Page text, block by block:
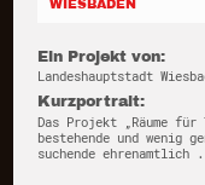
WIESBADEN
Ein Projekt von:
Landeshauptstadt
Kurzportrait:
Das Projekt „Räume für
bestehende und wenig
suchende ehrenamtlich